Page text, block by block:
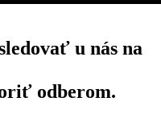
u nás na
odberom.